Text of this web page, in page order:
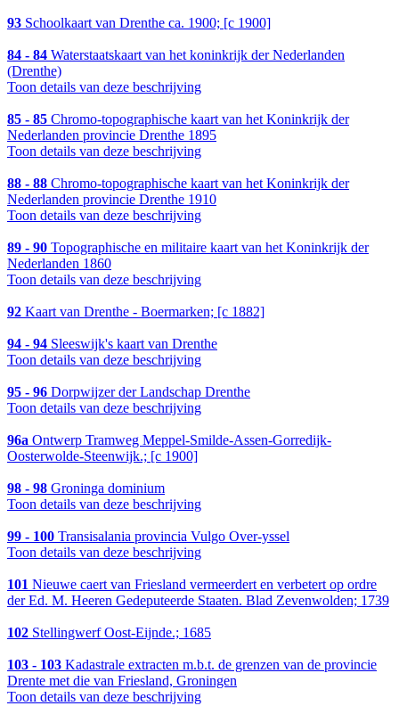
93 Schoolkaart van Drenthe ca. 1900; [c 1900]
84 - 84 Waterstaatskaart van het koninkrijk der Nederlanden
(Drenthe)
Toon details van deze beschrijving
85 - 85 Chromo-topographische kaart van het Koninkrijk der
Nederlanden provincie Drenthe 1895
Toon details van deze beschrijving
88 - 88 Chromo-topographische kaart van het Koninkrijk der
Nederlanden provincie Drenthe 1910
Toon details van deze beschrijving
89 - 90 Topographische en militaire kaart van het Koninkrijk der
Nederlanden 1860
Toon details van deze beschrijving
92 Kaart van Drenthe - Boermarken; [c 1882]
94 - 94 Sleeswijk's kaart van Drenthe
Toon details van deze beschrijving
95 - 96 Dorpwijzer der Landschap Drenthe
Toon details van deze beschrijving
96a Ontwerp Tramweg Meppel-Smilde-Assen-Gorredijk-
Oosterwolde-Steenwijk.; [c 1900]
98 - 98 Groninga dominium
Toon details van deze beschrijving
99 - 100 Transisalania provincia Vulgo Over-yssel
Toon details van deze beschrijving
101 Nieuwe caert van Friesland vermeerdert en verbetert op ordre
der Ed. M. Heeren Gedeputeerde Staaten. Blad Zevenwolden; 1739
102 Stellingwerf Oost-Eijnde.; 1685
103 - 103 Kadastrale extracten m.b.t. de grenzen van de provincie
Drente met die van Friesland, Groningen
Toon details van deze beschrijving